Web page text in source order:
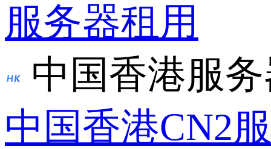
服务器租用
中国香港服
中国香港CN2